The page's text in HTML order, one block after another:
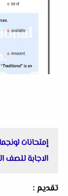
الاجابة للصف
تقديم :